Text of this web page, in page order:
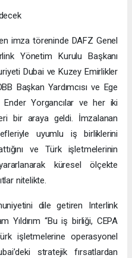
imza töreninde DAFZ Genel
Yönetim Kurulu Başkanı
Dubai ve Kuzey Emirlikler
Başkan Yardımcısı ve Ege
Ender Yorgancılar ve her iki
bir araya geldi. İmzalanan
uyumlu iş birliklerini
ve Türk işletmelerinin
küresel ölçekte
nitelikte.
dile getiren Interlink
Yıldırım “Bu iş birliği, CEPA
işletmelerine operasyonel
stratejik fırsatlardan